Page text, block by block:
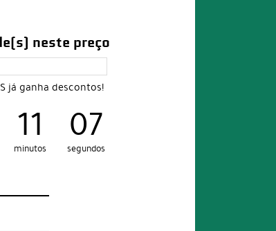
neste preço
já ganha descontos!
11
minutos 06
segundos